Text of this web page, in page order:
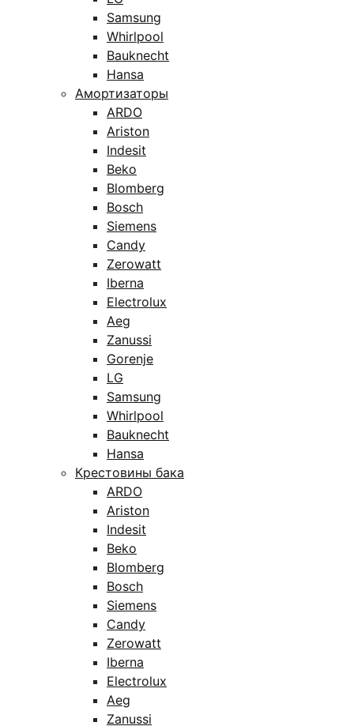
Samsung
Whirlpool
Bauknecht
Hansa
Амортизаторы
ARDO
Ariston
Indesit
Beko
Blomberg
Bosch
Siemens
Candy
Zerowatt
Iberna
Electrolux
Aeg
Zanussi
Gorenje
LG
Samsung
Whirlpool
Bauknecht
Hansa
Крестовины бака
ARDO
Ariston
Indesit
Beko
Blomberg
Bosch
Siemens
Candy
Zerowatt
Iberna
Electrolux
Aeg
Zanussi